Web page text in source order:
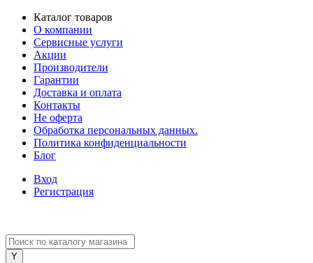
Каталог товаров
О компании
Сервисные услуги
Акции
Производители
Гарантии
Доставка и оплата
Контакты
Не оферта
Обработка персональных данных.
Политика конфиденциальности
Блог
Вход
Регистрация